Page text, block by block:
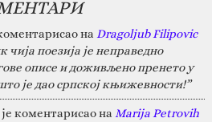
на Dragoljub Filipovic
чија поезија је неправедно
описе и доживљено пренето у
је дао српској књижевности!”
коментарисао на Marija Petrovih